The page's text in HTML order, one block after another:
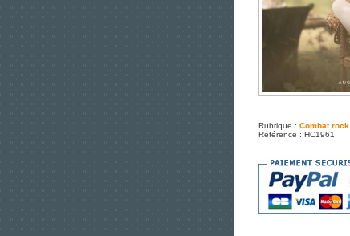
Rubrique : Combat rock
Référence : HC1961